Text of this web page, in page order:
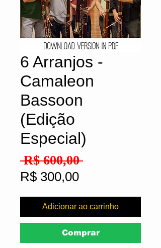
6 Arranjos -
Camaleon
Bassoon
(Edição
Especial)
R$ 600,00 Preço
R$ 300,00Preço
Adicionar ao carrinho
Comprar